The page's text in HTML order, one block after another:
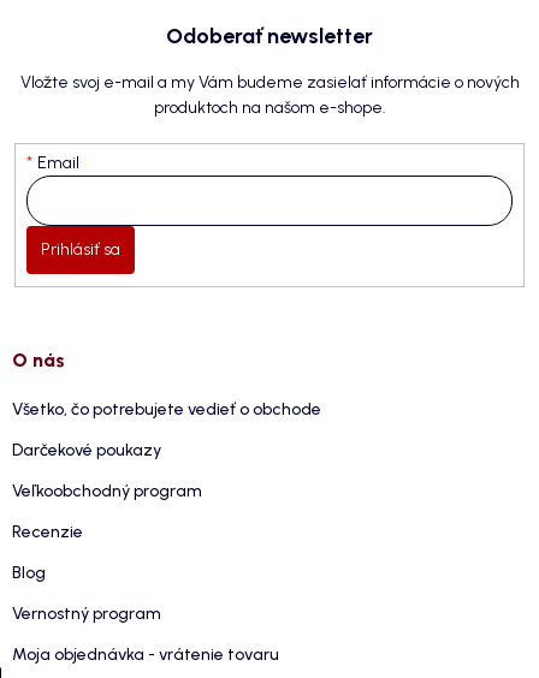
Odoberať newsletter
Vložte svoj e-mail a my Vám budeme zasielať informácie o nových
produktoch na našom e-shope.
Email
Prihlásiť sa
O nás
Všetko, čo potrebujete vedieť o obchode
Darčekové poukazy
Veľkoobchodný program
Recenzie
Blog
Vernostný program
Moja objednávka - vrátenie tovaru